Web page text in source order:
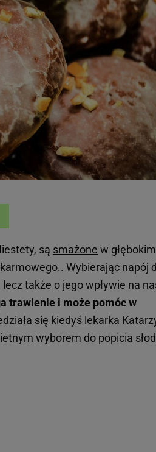
są smażone w głębokim
Wybierając napój
także o jego wpływie na
trawienie i może pomóc w
się kiedyś lekarka
wyborem do popicia